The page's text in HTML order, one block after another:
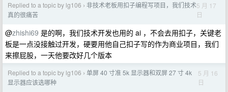
Replied to a topic by lg106 › 非技术老板用扣子编程写项目，我们技术
真的很痛苦
5 月 17
日
@zhishi69 是的啊，我们技术开发也用的 ai ，不会去用扣子，关键老
板是一点没接触过开发，硬要用他自己扣子写的作为商业项目，我们
来擦屁股，一天他要改好几个版本
Replied to a topic by lg106 › 单屏 40 寸准 5k 显示器和双屏 27 寸 4k
显示器应该选哪种
5 月 16
日